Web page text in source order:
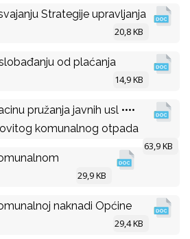
Strategije upravljanja
20,8 KB
od plaćanja
14,9 KB
pružanja javnih usl ••••
komunalnog otpada
63,9 KB
29,9 KB
naknadi Općine
29,4 KB